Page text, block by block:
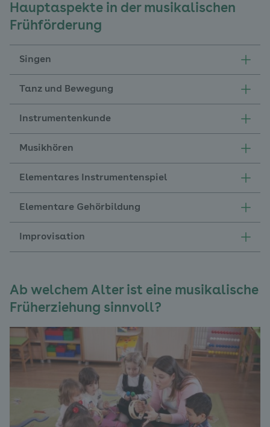
Hauptaspekte in der musikalischen
Frühförderung
Singen
Tanz und Bewegung
Instrumentenkunde
Musikhören
Elementares Instrumentenspiel
Elementare Gehörbildung
Improvisation
Ab welchem Alter ist eine musikalische
Früherziehung sinnvoll?